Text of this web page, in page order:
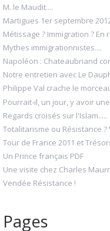
M. le Maudit....
Martigues 1er septembre
Métissage ? Immigration ? En
Mythes immigrationnistes....
Napoléon : Chateaubriand
Notre entretien avec Le
Philippe Val crache le
Pourrait-il, un jour, y avoir
Regards croisés sur l'Islam.....
Totalitarisme ou Résistance
Tour de France 2011 et
Un Prince français PDF
Une visite chez Charles
Vendée Résistance !
Pages